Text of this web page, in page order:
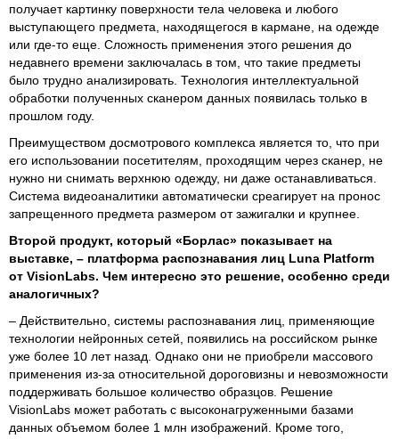
получает картинку поверхности тела человека и любого
выступающего предмета, находящегося в кармане, на одежде
или где-то еще. Сложность применения этого решения до
недавнего времени заключалась в том, что такие предметы
было трудно анализировать. Технология интеллектуальной
обработки полученных сканером данных появилась только в
прошлом году.
Преимуществом досмотрового комплекса является то, что при
его использовании посетителям, проходящим через сканер, не
нужно ни снимать верхнюю одежду, ни даже останавливаться.
Система видеоаналитики автоматически среагирует на пронос
запрещенного предмета размером от зажигалки и крупнее.
Второй продукт, который «Борлас» показывает на
выставке, – платформа распознавания лиц Luna Platform
от VisionLabs. Чем интересно это решение, особенно среди
аналогичных?
– Действительно, системы распознавания лиц, применяющие
технологии нейронных сетей, появились на российском рынке
уже более 10 лет назад. Однако они не приобрели массового
применения из-за относительной дороговизны и невозможности
поддерживать большое количество образцов. Решение
VisionLabs может работать с высоконагруженными базами
данных объемом более 1 млн изображений. Кроме того,